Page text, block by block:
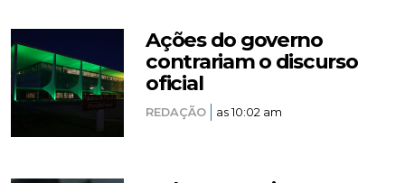
Ações do governo
contrariam o discurso
oficial
REDAÇÃO as 10:02 am